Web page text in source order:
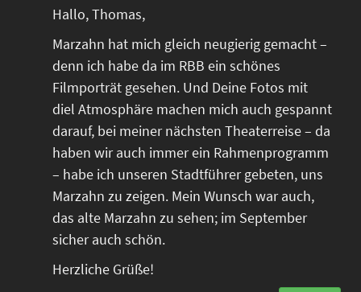
Hallo, Thomas,
Marzahn hat mich gleich neugierig gemacht –
denn ich habe da im RBB ein schönes
Filmporträt gesehen. Und Deine Fotos mit
diel Atmosphäre machen mich auch gespannt
darauf, bei meiner nächsten Theaterreise – da
haben wir auch immer ein Rahmenprogramm
– habe ich unseren Stadtführer gebeten, uns
Marzahn zu zeigen. Mein Wunsch war auch,
das alte Marzahn zu sehen; im September
sicher auch schön.
Herzliche Grüße!